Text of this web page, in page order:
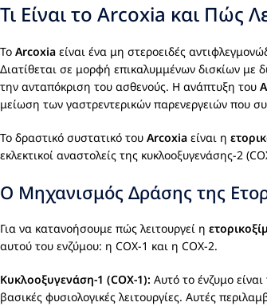
Τι Είναι το Arcoxia και Πώς
Το Arcoxia είναι ένα μη στεροειδές
Διατίθεται σε μορφή επικαλυμμένων δισκίων με
την ανταπόκριση του ασθενούς. Η ανάπτυξη του
μείωση των γαστρεντερικών παρενεργειών που
Το δραστικό συστατικό του Arcoxia είναι η
εκλεκτικοί αναστολείς της κυκλοοξυγενάσης-2
Ο Μηχανισμός Δράσης της
Για να κατανοήσουμε πώς λειτουργεί η
αυτού του ενζύμου: η COX-1 και η COX-2.
Κυκλοοξυγενάση-1 (COX-1): Αυτό το ένζυμο
βασικές φυσιολογικές λειτουργίες. Αυτές